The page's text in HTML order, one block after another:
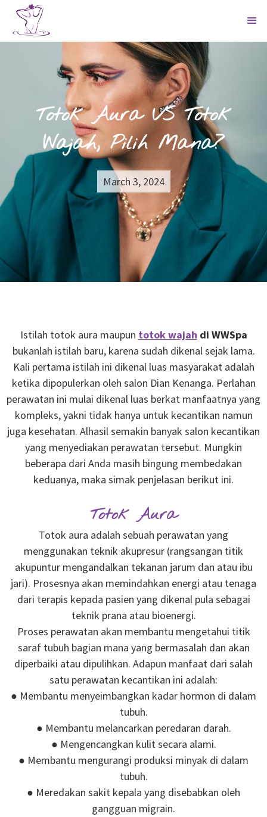
Totok Aura VS Totok
Wajah, Pilih Mana?
March 3, 2024
Istilah totok aura maupun totok wajah di WWSpa
bukanlah istilah baru, karena sudah dikenal sejak lama.
Kali pertama istilah ini dikenal luas masyarakat adalah
ketika dipopulerkan oleh salon Dian Kenanga. Perlahan
perawatan ini mulai dikenal luas berkat manfaatnya yang
kompleks, yakni tidak hanya untuk kecantikan namun
juga kesehatan. Alhasil semakin banyak salon kecantikan
yang menyediakan perawatan tersebut. Mungkin
beberapa dari Anda masih bingung membedakan
keduanya, maka simak penjelasan berikut ini.
Totok Aura
Totok aura adalah sebuah perawatan yang
menggunakan teknik akupresur (rangsangan titik
akupuntur mengandalkan tekanan jarum dan atau ibu
jari). Prosesnya akan memindahkan energi atau tenaga
dari terapis kepada pasien yang dikenal pula sebagai
teknik prana atau bioenergi.
Proses perawatan akan membantu mengetahui titik
saraf tubuh bagian mana yang bermasalah dan akan
diperbaiki atau dipulihkan. Adapun manfaat dari salah
satu perawatan kecantikan ini adalah:
● Membantu menyeimbangkan kadar hormon di dalam
tubuh.
● Membantu melancarkan peredaran darah.
● Mengencangkan kulit secara alami.
● Membantu mengurangi produksi minyak di dalam
tubuh.
● Meredakan sakit kepala yang disebabkan oleh
gangguan migrain.